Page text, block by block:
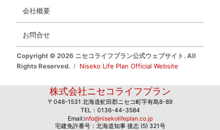
会社概要
お問合せ
Copyright © 2026 ニセコライフプラン公式ウェブサイト. All
Rights Reserved.
Niseko Life Plan Official Website
株式会社ニセコライフプラン
〒048-1531 北海道虻田郡ニセコ町字有島8-89
TEL：0136-44-3584
Email:info@nisekolifeplan.co.jp
宅建免許番号：北海道知事 後志 (5) 321号